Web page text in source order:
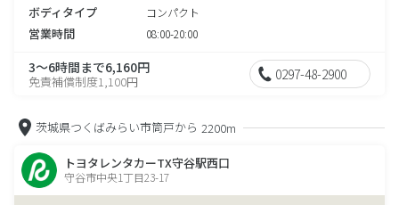
ボディタイプ コンパクト
営業時間 08:00-20:00
3～6時間まで6,160円
免責補償制度1,100円 0297-48-2900
茨城県つくばみらい市筒戸から 2200m
トヨタレンタカーTX守谷駅西口
守谷市中央1丁目23-17